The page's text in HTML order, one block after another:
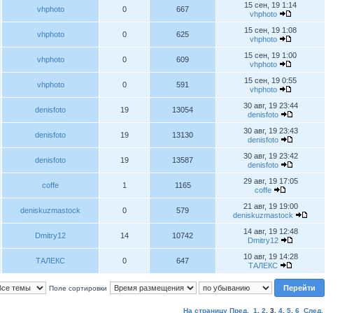
vhphoto 0 667
15 сен, 19 1:14
vhphoto
vhphoto 0 625
15 сен, 19 1:08
vhphoto
vhphoto 0 609
15 сен, 19 1:00
vhphoto
vhphoto 0 591
15 сен, 19 0:55
vhphoto
denisfoto 19 13054
30 авг, 19 23:44
denisfoto
denisfoto 19 13130
30 авг, 19 23:43
denisfoto
denisfoto 19 13587
30 авг, 19 23:42
denisfoto
coffe 1 1165
29 авг, 19 17:05
coffe
deniskuzmastock 0 579
21 авг, 19 19:00
deniskuzmastock
Dmitry12 14 10742
14 авг, 19 12:48
Dmitry12
ТАЛЕКС 0 647
10 авг, 19 14:28
ТАЛЕКС
Поле сортировки
На страницу Пред. 1 2 3 4 5 6 След.